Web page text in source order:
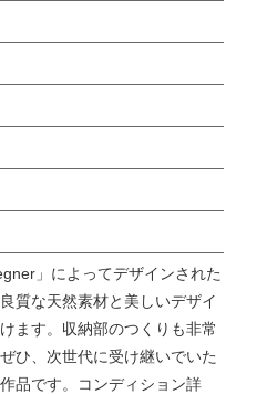
」によってデザインされた
質な天然素材と美しいデザイ
ます。収納部のつくりも非常
ひ、次世代に受け継いでいた
品です。コンディション詳